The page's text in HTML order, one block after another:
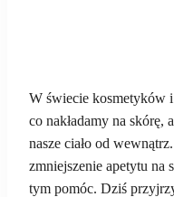
W świecie kosmetyków
co nakładamy na
nasze ciało od
zmniejszenie apetytu na
tym pomóc. Dziś